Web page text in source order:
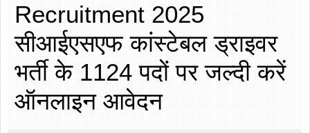
Recruitment 2025
सीआईएसएफ कांस्टेबल ड्राइवर
भर्ती के 1124 पदों पर जल्दी करें
ऑनलाइन आवेदन